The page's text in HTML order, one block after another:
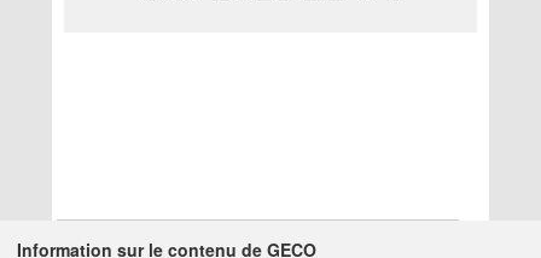
Information sur le contenu de GECO